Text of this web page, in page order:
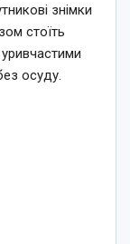
знімки
стоїть
осуду.